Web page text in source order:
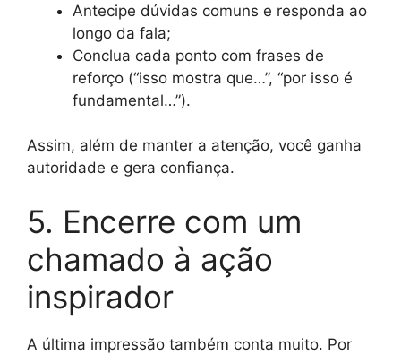
Antecipe dúvidas comuns e responda ao
longo da fala;
Conclua cada ponto com frases de
reforço (“isso mostra que…”, “por isso é
fundamental…”).
Assim, além de manter a atenção, você ganha
autoridade e gera confiança.
5. Encerre com um
chamado à ação
inspirador
A última impressão também conta muito. Por